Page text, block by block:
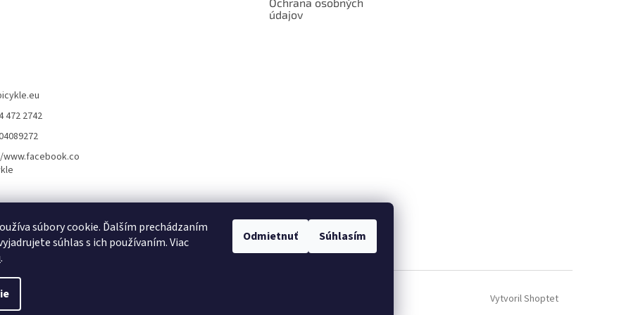
súbory cookie. Ďalším prechádzaním
súhlas s ich používaním. Viac
.
Odmietnuť Súhlasím
Ochrana osobných
údajov
472 2742
Vytvoril Shoptet